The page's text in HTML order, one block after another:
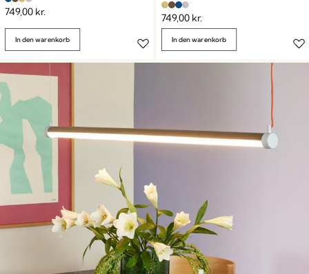
749,00 kr.
In den warenkorb
749,00 kr.
In den warenkorb